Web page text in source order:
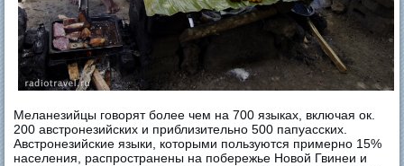
Меланезийцы говорят более чем на 700 языках, включая ок.
200 австронезийских и приблизительно 500 папуасских.
Австронезийские языки, которыми пользуются примерно 15%
населения, распространены на побережье Новой Гвинеи и